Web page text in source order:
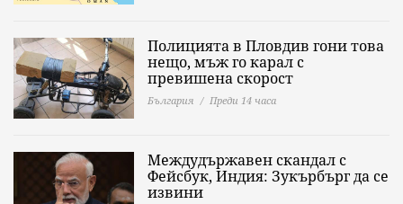
Полицията в Пловдив гони това
нещо, мъж го карал с
превишена скорост
България Преди 14 часа
Междудържавен скандал с
Фейсбук, Индия: Зукърбърг да се
извини